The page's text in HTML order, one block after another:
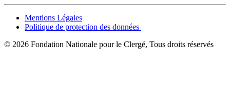
Mentions Légales
Politique de protection des données
© 2026 Fondation Nationale pour le Clergé, Tous droits réservés